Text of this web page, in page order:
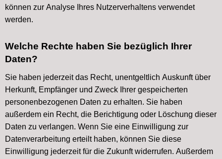
können zur Analyse Ihres Nutzerverhaltens verwendet
werden.
Welche Rechte haben Sie bezüglich Ihrer
Daten?
Sie haben jederzeit das Recht, unentgeltlich Auskunft über
Herkunft, Empfänger und Zweck Ihrer gespeicherten
personenbezogenen Daten zu erhalten. Sie haben
außerdem ein Recht, die Berichtigung oder Löschung dieser
Daten zu verlangen. Wenn Sie eine Einwilligung zur
Datenverarbeitung erteilt haben, können Sie diese
Einwilligung jederzeit für die Zukunft widerrufen. Außerdem